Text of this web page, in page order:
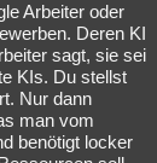
Arbeiter oder
Deren KI
sagt, sie sei
KIs. Du stellst
Nur dann
man vom
benötigt locker